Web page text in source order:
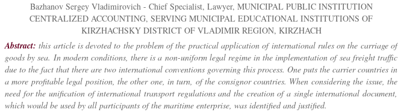
Bazhanov Sergey Vladimirovich - Chief Specialist, Lawyer, MUNICIPAL PUBLIC INSTITUTION
CENTRALIZED ACCOUNTING, SERVING MUNICIPAL EDUCATIONAL INSTITUTIONS OF
KIRZHACHSKY DISTRICT OF VLADIMIR REGION, KIRZHACH
Abstract: this article is devoted to the problem of the practical application of international rules on the carriage of
goods by sea. In modern conditions, there is a non-uniform legal regime in the implementation of sea freight traffic
due to the fact that there are two international conventions governing this process. One puts the carrier countries in
a more profitable legal position, the other one, in turn, of the consignor countries. When considering the issue, the
need for the unification of international transport regulations and the creation of a single international document,
which would be used by all participants of the maritime enterprise, was identified and justified.